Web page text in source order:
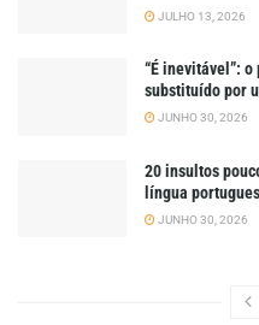
JULHO 13, 2026
“É inevitável”:
substituído por
JUNHO 30, 2026
20 insultos
língua
JUNHO 30, 2026